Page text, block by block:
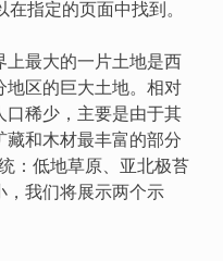
指定的页面中找到。
最大的一片土地是西
地区的巨大土地。相对
口稀少，主要是由于其
藏和木材最丰富的部分
：低地草原、亚北极苔
，我们将展示两个示